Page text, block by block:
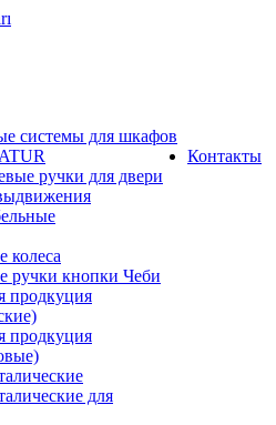
системы для шкафов
ручки для двери
колеса
ручки кнопки Чеби
продкуция
продкуция
металические
Контакты